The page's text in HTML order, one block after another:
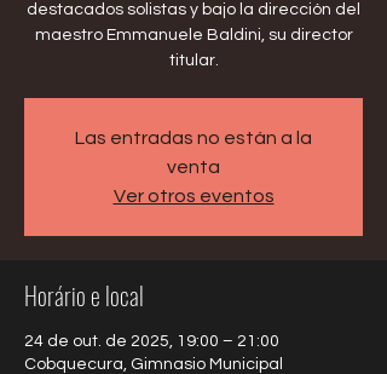
destacados solistas y bajo la dirección del
maestro Emmanuele Baldini, su director
titular.
Las entradas no están a la
venta
Ver otros eventos
Horário e local
24 de out. de 2025, 19:00 – 21:00
Cobquecura, Gimnasio Municipal